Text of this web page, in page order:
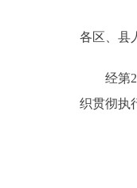
政务服务
各区、县
经第25
织贯彻执